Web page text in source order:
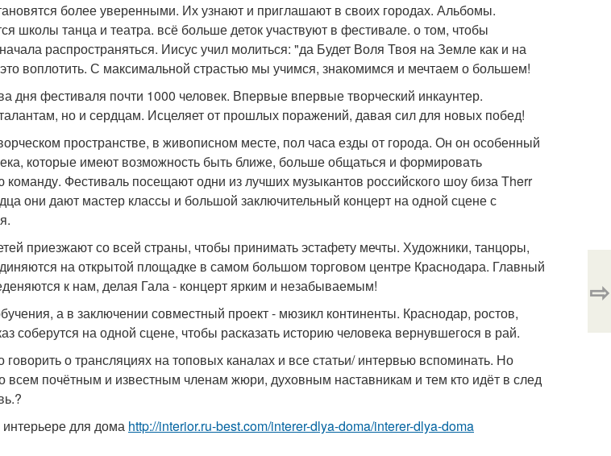
более уверенными. Их узнают и приглашают в своих городах. Альбомы.
школы танца и театра. всё больше деток участвуют в фестивале. о том, чтобы
распространяться. Иисус учил молиться: "да Будет Воля Твоя на Земле как и на
воплотить. С максимальной страстью мы учимся, знакомимся и мечтаем о большем!
дня фестиваля почти 1000 человек. Впервые впервые творческий инкаунтер.
талантам, но и сердцам. Исцеляет от прошлых поражений, давая сил для новых побед!
пространстве, в живописном месте, пол часа езды от города. Он он особенный
которые имеют возможность быть ближе, больше общаться и формировать
команду. Фестиваль посещают одни из лучших музыкантов российского шоу биза Therr
они дают мастер классы и большой заключительный концерт на одной сцене с
приезжают со всей страны, чтобы принимать эстафету мечты. Художники, танцоры,
на открытой площадке в самом большом торговом центре Краснодара. Главный
к нам, делая Гала - концерт ярким и незабываемым!
а в заключении совместный проект - мюзикл континенты. Краснодар, ростов,
соберутся на одной сцене, чтобы расказать историю человека вернувшегося в рай.
о трансляциях на топовых каналах и все статьи/ интервью вспоминать. Но
о всем почётным и известным членам жюри, духовным наставникам и тем кто идёт в след
интерьере для дома http://interior.ru-best.com/interer-dlya-doma/interer-dlya-doma
⇨